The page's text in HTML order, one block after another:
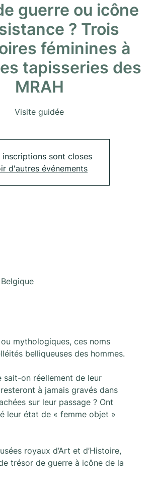
guerre ou icône
? Trois
féminines à
tapisseries des
MRAH
Visite guidée
inscriptions sont closes
d'autres événements
mythologiques, ces noms
belliqueuses des hommes.
sait-on réellement de leur
à jamais gravés dans
sur leur passage ? Ont
leur état de « femme objet »
royaux d’Art et d’Histoire,
trésor de guerre à icône de la